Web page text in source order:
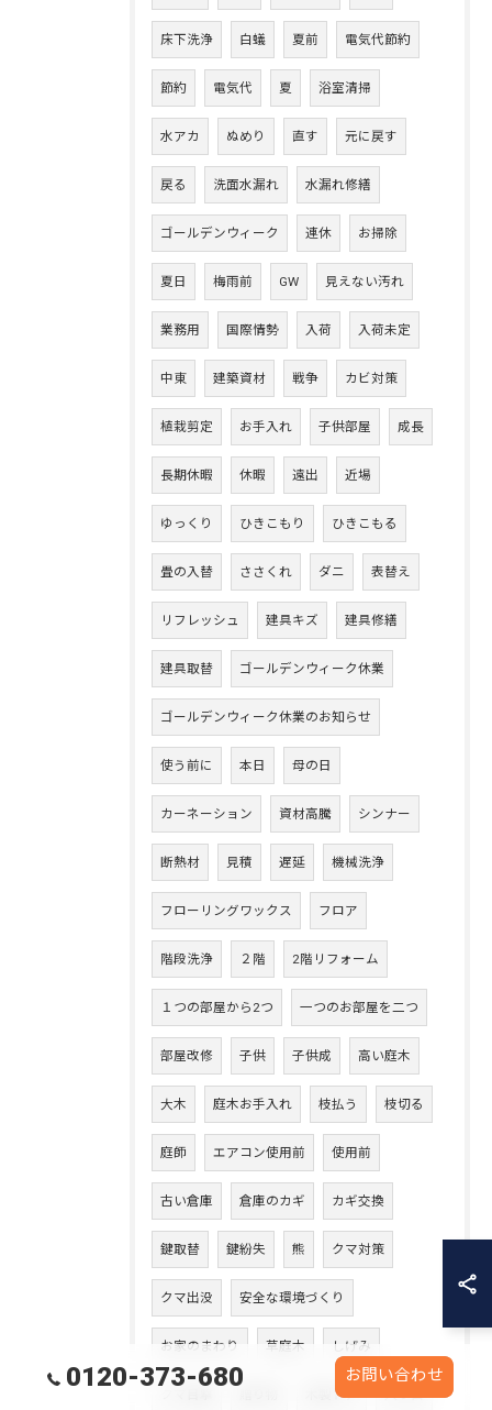
床下洗浄 白蟻 夏前 電気代節約
節約 電気代 夏 浴室清掃
水アカ ぬめり 直す 元に戻す
戻る 洗面水漏れ 水漏れ修繕
ゴールデンウィーク 連休 お掃除
夏日 梅雨前 GW 見えない汚れ
業務用 国際情勢 入荷 入荷未定
中東 建築資材 戦争 カビ対策
植栽剪定 お手入れ 子供部屋 成長
長期休暇 休暇 遠出 近場
ゆっくり ひきこもり ひきこもる
畳の入替 ささくれ ダニ 表替え
リフレッシュ 建具キズ 建具修繕
建具取替 ゴールデンウィーク休業
ゴールデンウィーク休業のお知らせ
使う前に 本日 母の日
カーネーション 資材高騰 シンナー
断熱材 見積 遅延 機械洗浄
フローリングワックス フロア
階段洗浄 ２階 2階リフォーム
１つの部屋から2つ 一つのお部屋を二つ
部屋改修 子供 子供成 高い庭木
大木 庭木お手入れ 枝払う 枝切る
庭師 エアコン使用前 使用前
古い倉庫 倉庫のカギ カギ交換
鍵取替 鍵紛失 熊 クマ対策
クマ出没 安全な環境づくり
お家のまわり 草庭木 しげみ
木製ドア 入り口
0120-373-680 お問い合わせ